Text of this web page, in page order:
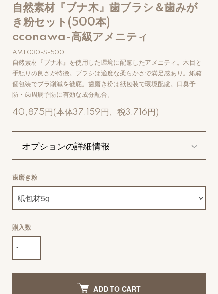
自然素材『ブナ木』歯ブラシ＆歯みが
き粉セット(500本)
econawa-高級アメニティ
AMT030-S-500
自然素材『ブナ木』を使用した環境に配慮したアメニティ。木目と
手触りの良さが特徴。ブラシは適度な柔らかさで満足感あり。紙箱
個包装でプラ削減を徹底。歯磨き粉は紙包装で環境配慮。口臭予
防・歯周病予防に有効な成分配合。
40,875円(本体37,159円、税3,716円)
オプションの詳細情報
歯磨き粉
購入数
ADD TO CART